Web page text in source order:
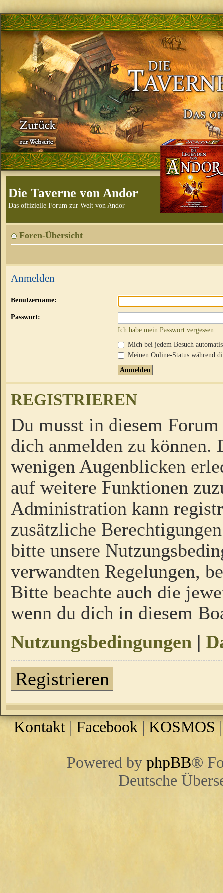
Die Taverne von Andor
Das offizielle Forum zur Welt von Andor
Foren-Übersicht
Anmelden
Benutzername:
Passwort:
Ich habe mein Passwort vergessen
Mich bei jedem Besuch
Meinen Online-Status während
REGISTRIEREN
Du musst in diesem
dich anmelden zu
wenigen Augenblicken
auf weitere Funktionen
Administration kann
zusätzliche
bitte unsere
verwandten Regelungen,
Bitte beachte auch die
wenn du dich in diesem
Nutzungsbedingungen |
Registrieren
Kontakt | Facebook |KOSMOS
Powered by phpBB®
Deutsche